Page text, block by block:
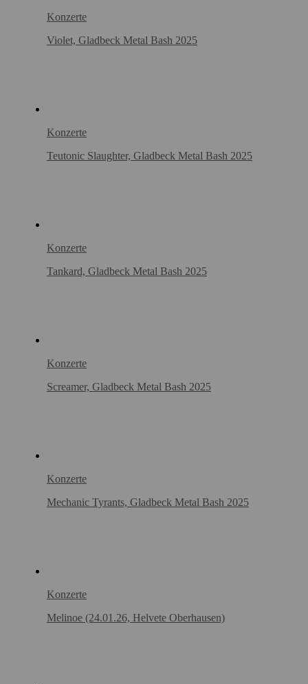
Konzerte
Violet, Gladbeck Metal Bash 2025
Konzerte
Teutonic Slaughter, Gladbeck Metal Bash 2025
Konzerte
Tankard, Gladbeck Metal Bash 2025
Konzerte
Screamer, Gladbeck Metal Bash 2025
Konzerte
Mechanic Tyrants, Gladbeck Metal Bash 2025
Konzerte
Melinoe (24.01.26, Helvete Oberhausen)